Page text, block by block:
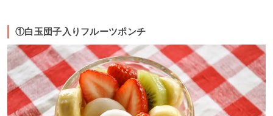
①白玉団子入りフルーツポンチ